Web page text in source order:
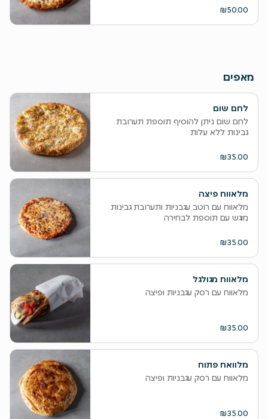
₪50.00
מאפים
לחם שום
לחם שום ניתן להוסיף תוספת תערובת
גבינות ללא עלות
₪35.00
מלאווח פיצה
מלאווח עם רוטב עגבניות ותערובת גבינות.
מוגש עם תוספת לבחירה
₪35.00
מלאווח מגולגל
מלאווח עם רסק עגבניות ופיצה
₪35.00
מלוואח פתוח
מלאווח עם רסק עגבניות ופיצה
₪35.00